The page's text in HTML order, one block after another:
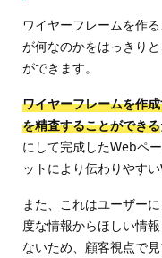
ワイヤーフレームを作
が何なのかをはっきり
ができます。
ワイヤーフレームを作
を精査することができる
にして完成したWebペ
ットにより伝わりやす
また、これはユーザー
度な情報からほしい情
ないため、顧客視点で